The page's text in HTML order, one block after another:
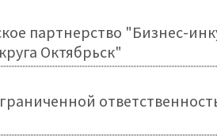
партнерство "Бизнес-
Октябрьск"